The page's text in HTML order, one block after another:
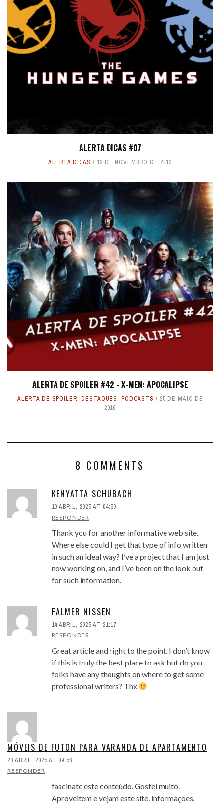
ALERTA DICAS #07
ALERTA DICAS 12 DE NOVEMBRO DE 2013
ALERTA DE SPOILER #42 - X-MEN: APOCALIPSE
ALERTA DE SPOILER, DESTAQUES, PODCASTS
25 DE MAIO DE
2016
8 COMMENTS
KENYATTA SCHUBACH
10 ABRIL, 2025 AT 04:50
RESPONDER
Thank you for another informative web site.
Where else could I get that type of info written
in such an ideal way? I’ve a project that I am just
now working on, and I’ve been on the look out
for such information.
PALMER NISSEN
14 ABRIL, 2025 AT 21:17
RESPONDER
Great article and right to the point. I don’t know
if this is truly the best place to ask but do you
folks have any thoughts on where to get some
professional writers? Thx
MÓVEIS DE FUTON PARA VARANDA DE APARTAMENTO
23 ABRIL, 2025 AT 09:56
RESPONDER
fascinate este conteúdo. Gostei muito.
Aproveitem e vejam este site. informações,